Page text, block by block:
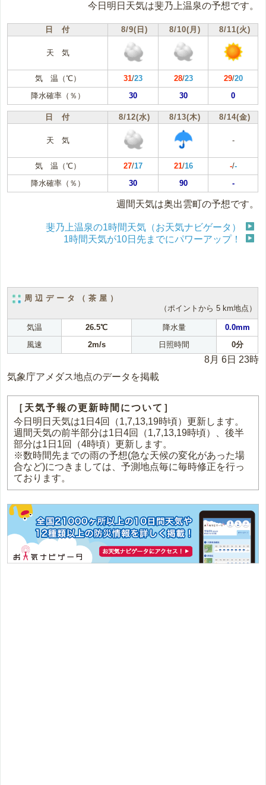
今日明日天気は斐乃上温泉の予想です。
日 付 8/9(日) 8/10(月) 8/11(火)
天 気
気 温（℃） 31/23 28/23 29/20
降水確率（％）
30 30 0
日 付 8/12(水) 8/13(木) 8/14(金)
天 気 -
気 温（℃） 27/17 21/16 -/-
降水確率（％）
30 90 -
週間天気は奥出雲町の予想です。
斐乃上温泉の1時間天気（お天気ナビゲータ）
1時間天気が10日先までにパワーアップ！
周辺データ（茶屋）
（ポイントから 5 km地点）
気温 26.5℃ 降水量
0.0mm
風速
2m/s 日照時間 0分
8月 6日 23時
気象庁アメダス地点のデータを掲載
［天気予報の更新時間について］
今日明日天気は1日4回（1,7,13,19時頃）更新します。
週間天気の前半部分は1日4回（1,7,13,19時頃）、後半
部分は1日1回（4時頃）更新します。
※数時間先までの雨の予想(急な天候の変化があった場
合など)につきましては、予測地点毎に毎時修正を行っ
ております。